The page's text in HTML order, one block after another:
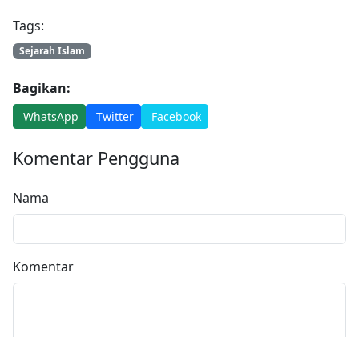
Tags:
Sejarah Islam
Bagikan:
WhatsApp Twitter Facebook
Komentar Pengguna
Nama
Komentar